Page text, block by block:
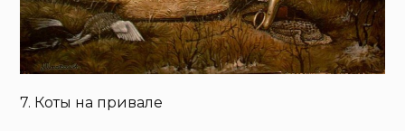
7. Коты на привале